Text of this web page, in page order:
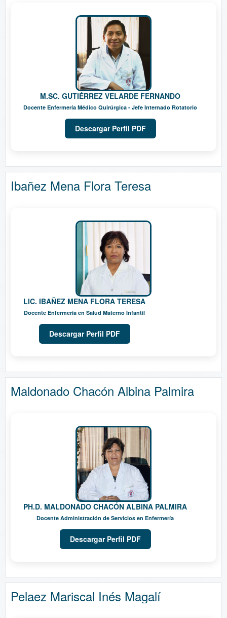
M.SC. GUTIÉRREZ VELARDE FERNANDO
Docente Enfermería Médico Quirúrgica - Jefe Internado Rotatorio
Descargar Perfil PDF
Ibañez Mena Flora Teresa
LIC. IBAÑEZ MENA FLORA TERESA
Docente Enfermería en Salud Materno Infantil
Descargar Perfil PDF
Maldonado Chacón Albina Palmira
PH.D. MALDONADO CHACÓN ALBINA PALMIRA
Docente Administración de Servicios en Enfermería
Descargar Perfil PDF
Pelaez Mariscal Inés Magalí